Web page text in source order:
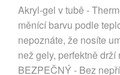
Akryl-gel v tubě -
měnící barvu podle
nepoznáte, že nosíte
než gely, perfektně
BEZPEČNÝ - Bez